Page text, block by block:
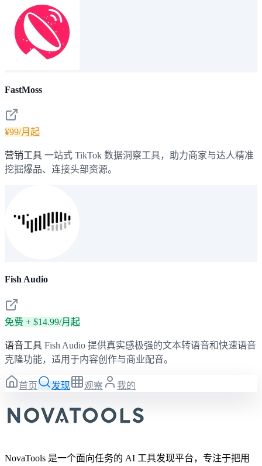
FastMoss
¥99/月起
营销工具 一站式 TikTok 数据洞察工具，助力商家与达人精准
挖掘爆品、连接头部资源。
Fish Audio
免费 + $14.99/月起
语音工具 Fish Audio 提供真实感极强的文本转语音和快速语音
克隆功能，适用于内容创作与商业配音。
首页 发现 观察 我的
NovaTools 是一个面向任务的 AI 工具发现平台，专注于把用